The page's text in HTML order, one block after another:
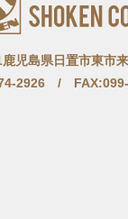
児島県日置市東市
2926 / FAX:099-